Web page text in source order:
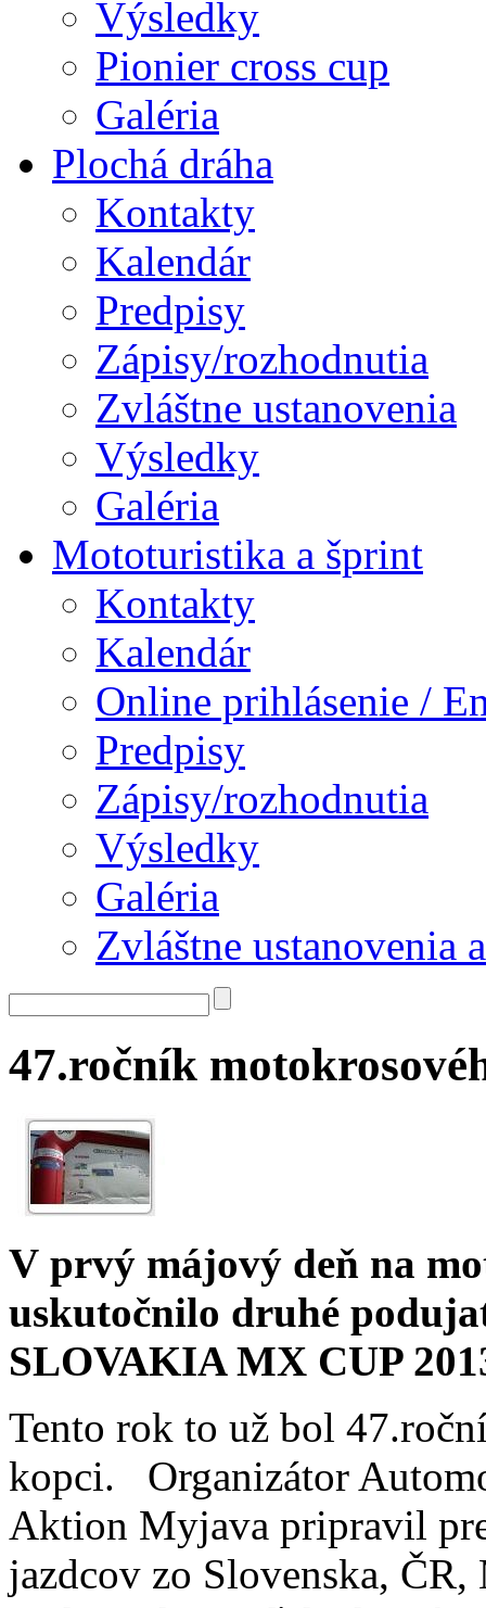
Výsledky
Pionier cross cup
Galéria
Plochá dráha
Kontakty
Kalendár
Predpisy
Zápisy/rozhodnutia
Zvláštne ustanovenia
Výsledky
Galéria
Mototuristika a šprint
Kontakty
Kalendár
Online prihlásenie /
Predpisy
Zápisy/rozhodnutia
Výsledky
Galéria
Zvláštne ustanovenia
47.ročník
V prvý májový deň na
uskutočnilo druhé
SLOVAKIA MX CUP
Tento rok to už bol
kopci. Organizátor
Aktion Myjava pripravil
jazdcov zo Slovenska,